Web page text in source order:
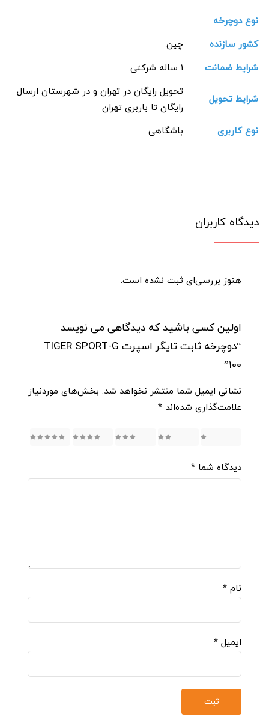
نوع دوچرخه
کشور سازنده
چین
شرایط ضمانت
1 ساله شرکتی
شرایط تحویل
تحویل رایگان در تهران و در شهرستان ارسال
رایگان تا باربری تهران
نوع کاربری
باشگاهی
دیدگاه کاربران
هنوز بررسی‌ای ثبت نشده است.
اولین کسی باشید که دیدگاهی می نویسد
“دوچرخه ثابت تایگر اسپرت TIGER SPORT-G
100”
نشانی ایمیل شما منتشر نخواهد شد. بخش‌های موردنیاز
علامت‌گذاری شده‌اند *
5
دیدگاه شما *
نام *
ایمیل *